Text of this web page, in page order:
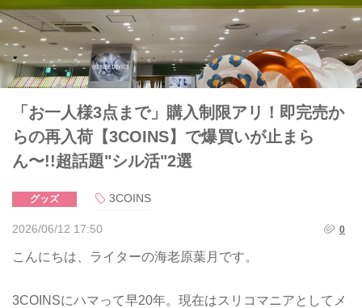
「お一人様3点まで」購入制限アリ！即完売か
らの再入荷【3COINS】で爆買いが止まら
ん〜!!超話題"シル活"2選
グッズ 3COINS
2026/06/12 17:50 0
こんにちは、ライターの海老原葉月です。
3COINSにハマって早20年。現在はスリコマニアとしてメ